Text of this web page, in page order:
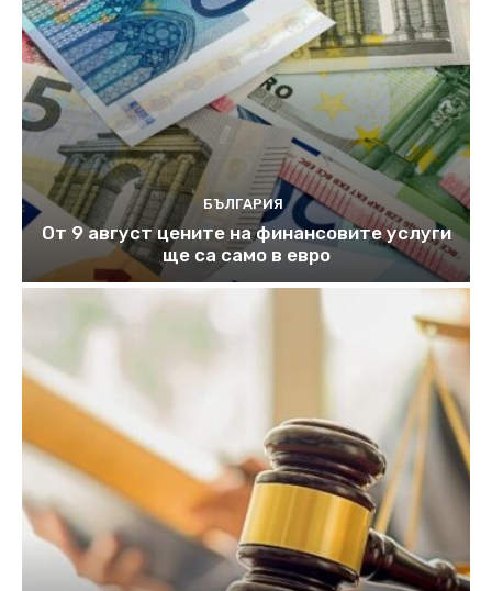
БЪЛГАРИЯ
От 9 август цените на финансовите услуги
ще са само в евро